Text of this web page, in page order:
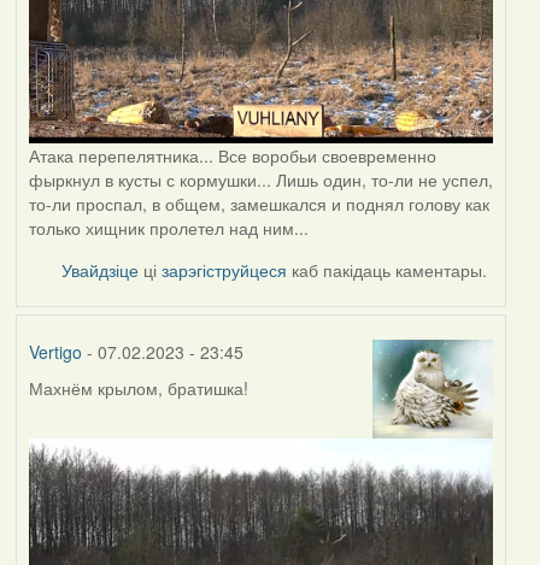
Атака перепелятника... Все воробьи своевременно
фыркнул в кусты с кормушки... Лишь один, то-ли не успел,
то-ли проспал, в общем, замешкался и поднял голову как
только хищник пролетел над ним...
Увайдзіце цізарэгіструйцеся каб пакідаць каментары.
Vertigo - 07.02.2023 - 23:45
Махнём крылом, братишка!